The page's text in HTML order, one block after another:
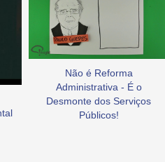
Não é Reforma
Administrativa - É o
Desmonte dos Serviços
Públicos!